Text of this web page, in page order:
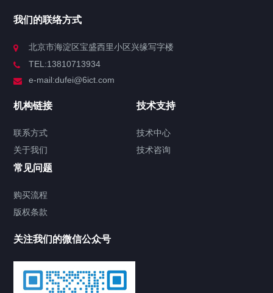
我们的联络方式
北京市海淀区宝盛西里小区兴缘写字楼
TEL:13810713934
e-mail:dufei@6ict.com
机构链接
联系方式
关于我们
技术支持
技术中心
技术咨询
常见问题
购买流程
版权条款
关注我们的微信公众号